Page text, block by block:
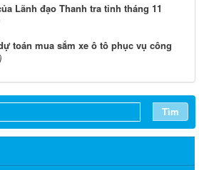
Lãnh đạo Thanh tra tỉnh tháng 11
toán mua sắm xe ô tô phục vụ công
Tìm